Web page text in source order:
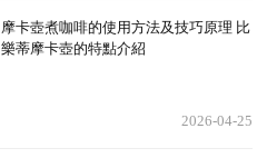
摩卡壺煮咖啡的使用方法及技巧原理 比
樂蒂摩卡壺的特點介紹
2026-04-25